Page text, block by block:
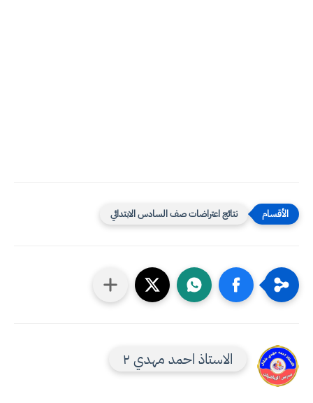
نتائج اعتراضات صف السادس الابتدائي
الاستاذ احمد مهدي ٢